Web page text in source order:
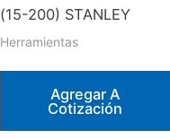
(15-200) STANLEY
Herramientas
Agregar A
Cotización